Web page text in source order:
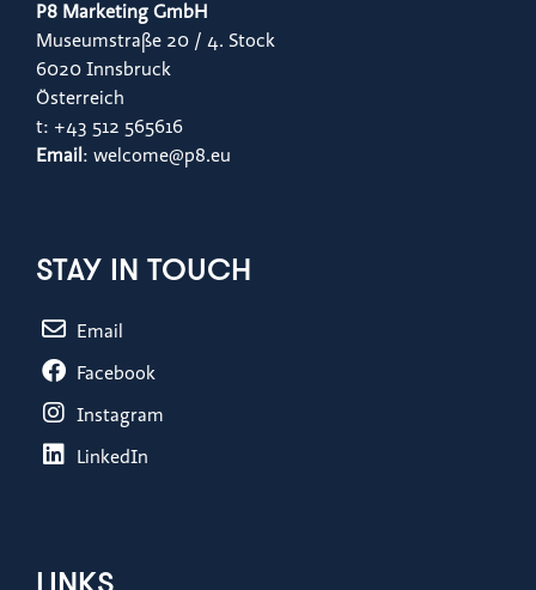
P8 Marketing GmbH
Museumstraße 20 / 4. Stock
6020 Innsbruck
Österreich
t: +43 512 565616
Email: welcome@p8.eu
STAY IN TOUCH
Email
Facebook
Instagram
LinkedIn